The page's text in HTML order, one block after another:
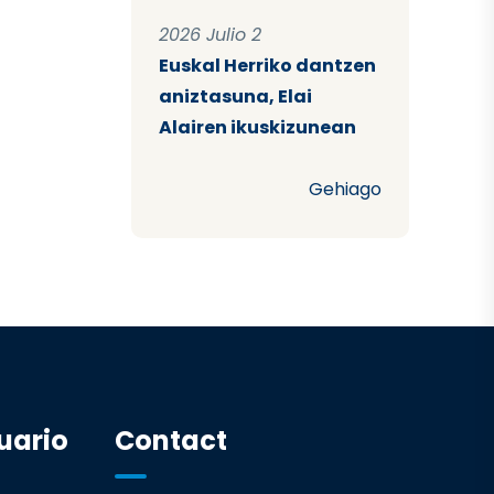
2026 Julio 2
Euskal Herriko dantzen
aniztasuna, Elai
Alairen ikuskizunean
Gehiago
Contact